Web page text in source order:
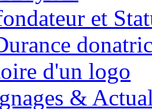
et
d'un logo
&